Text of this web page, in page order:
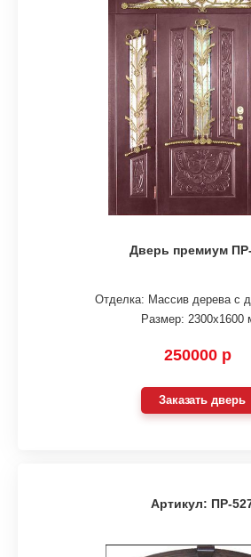
Дверь премиум
Отделка: Массив дерева с
Размер: 2300х1600
250000 р
Заказать дверь
Артикул: ПР-